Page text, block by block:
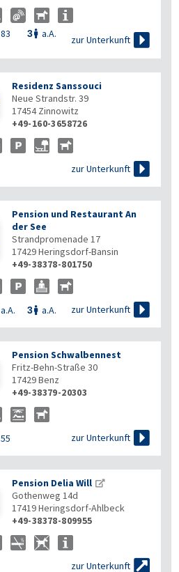
83 3 a.A. zur Unterkunft 
Residenz Sanssouci
Neue Strandstr. 39
17454 Zinnowitz
+49-160-3658726
zur Unterkunft 
Pension und Restaurant An
der See
Strandpromenade 17
17429Heringsdorf-Bansin
+49-38378-801750
a.A. 3 a.A. zur Unterkunft 
Pension Schwalbennest
Fritz-Behn-Straße 30
17429Benz
+49-38379-20303
55 zur Unterkunft 
Pension Delia Will
Gothenweg 14d
17419Heringsdorf-Ahlbeck
+49-38378-809955
zur Unterkunft 